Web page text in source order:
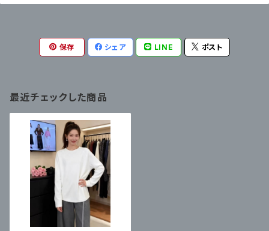
保存 シェア LINE ポスト
最近チェックした商品